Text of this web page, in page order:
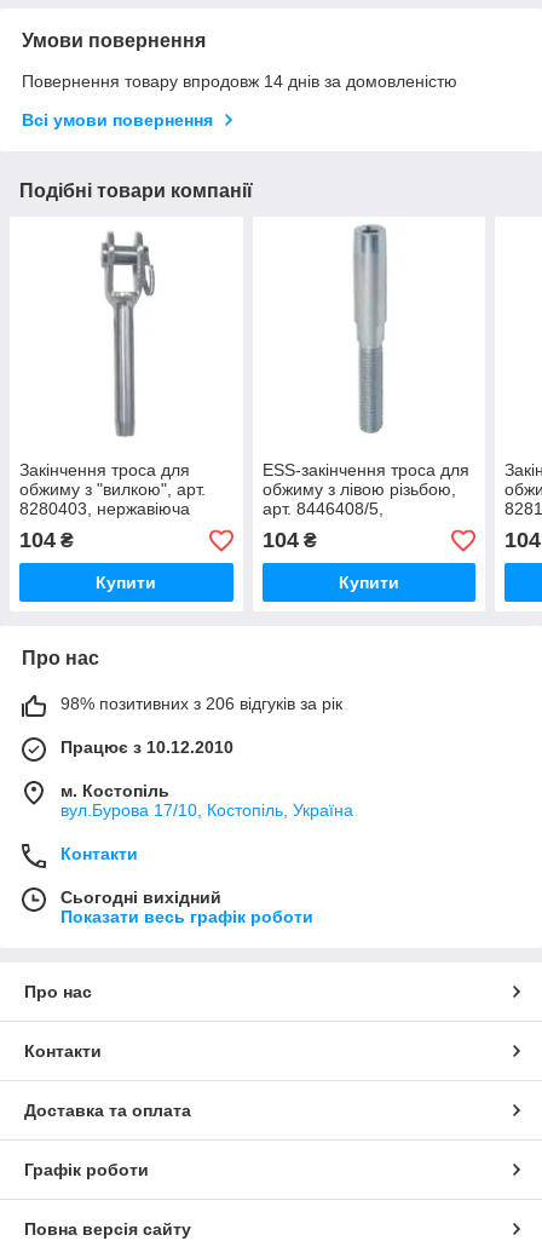
Умови повернення
Повернення товару впродовж 14 днів за домовленістю
Всі умови повернення
Подібні товари компанії
Закінчення троса для
обжиму з "вилкою", арт.
8280403, нержавіюча
сталь А4, 3мм
104 ₴
Купити
ESS-закінчення троса для
обжиму з лівою різьбою,
арт. 8446408/5,
нержавіюча сталь А4,
M8/5мм
104₴
Купити
104
Про нас
98% позитивних з 206 відгуків за рік
Працює з 10.12.2010
м. Костопіль
вул.Бурова 17/10, Костопіль, Україна
Контакти
Сьогодні вихідний
Показати весь графік роботи
Про нас
Контакти
Доставка та оплата
Графік роботи
Повна версія сайту